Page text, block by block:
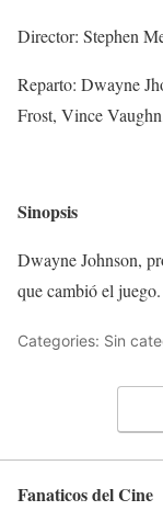
Director: Stephen
Reparto: Dwayne
Frost, Vince
Sinopsis
Dwayne Johnson,
que cambió el juego.
Categories: Sin
Fanaticos del Cine